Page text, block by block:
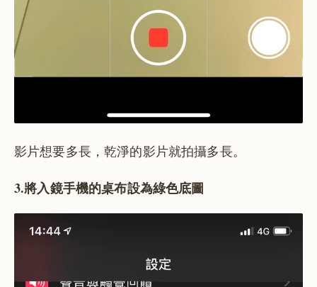
影片想要多長，乾淨的影片就拍攝多長。
3.將入鏡手機的桌布設為綠色底圖